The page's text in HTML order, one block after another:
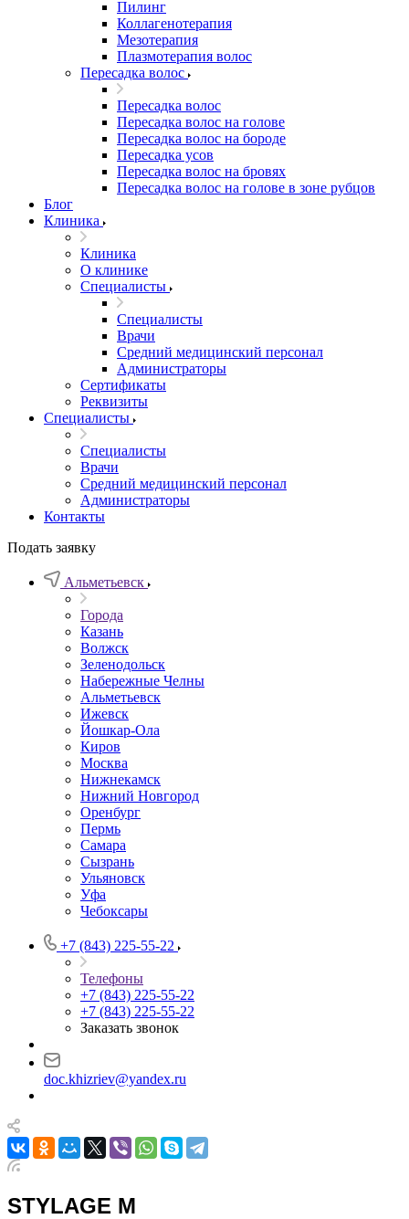
Пилинг
Коллагенотерапия
Мезотерапия
Плазмотерапия волос
Пересадка волос
Пересадка волос
Пересадка волос на голове
Пересадка волос на бороде
Пересадка усов
Пересадка волос на бровях
Пересадка волос на голове в зоне рубцов
Блог
Клиника
Клиника
О клинике
Специалисты
Специалисты
Врачи
Средний медицинский персонал
Администраторы
Сертификаты
Реквизиты
Специалисты
Специалисты
Врачи
Средний медицинский персонал
Администраторы
Контакты
Подать заявку
Альметьевск
Города
Казань
Волжск
Зеленодольск
Набережные Челны
Альметьевск
Ижевск
Йошкар-Ола
Киров
Москва
Нижнекамск
Нижний Новгород
Оренбург
Пермь
Самара
Сызрань
Ульяновск
Уфа
Чебоксары
+7 (843) 225-55-22
Телефоны
+7 (843) 225-55-22
+7 (843) 225-55-22
Заказать звонок
doc.khizriev@yandex.ru
STYLAGE M